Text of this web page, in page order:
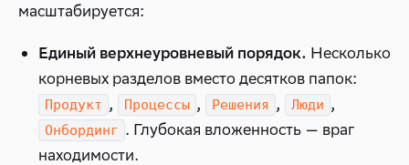
масштабируется:
Единый верхнеуровневый порядок. Несколько
корневых разделов вместо десятков папок:
Продукт , Процессы , Решения , Люди ,
Онбординг . Глубокая вложенность — враг
находимости.